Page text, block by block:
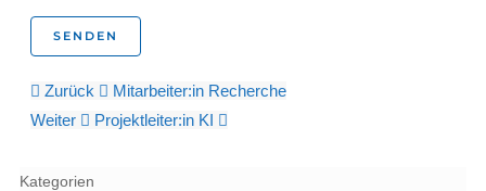
Kategorien
Zurück
Mitarbeiter:in Recherche
Weiter
Projektleiter:in KI